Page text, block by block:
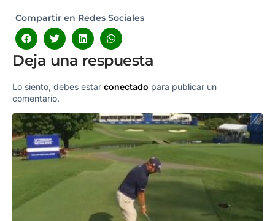
Compartir en Redes Sociales
Deja una respuesta
Lo siento, debes estar conectado para publicar un
comentario.